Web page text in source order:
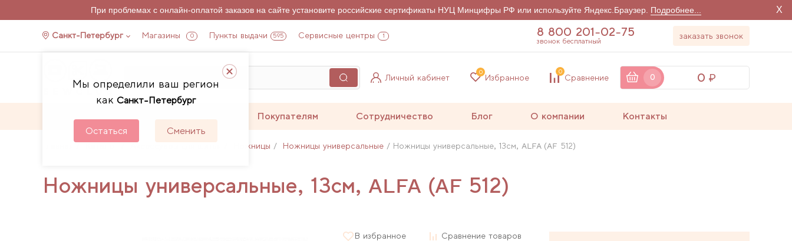
При проблемах с онлайн-оплатой заказов на сайте установите российские сертификаты НУЦ Минцифры РФ или используйте Яндекс.Браузер. Подробнее... X
Санкт-Петербург Магазины 0 Пункты выдачи 595 Сервисные центры 1
Мы определили ваш регион
как Санкт-Петербург
Остаться Сменить
8 800 201-02-75
звонок бесплатный
заказать звонок
Личный кабинет Избранное
0
Сравнение
0
0 0
Покупателям Сотрудничество Блог О компании Контакты
Каталог Аксессуары для шитья Ножницы Ножницы универсальные Ножницы универсальные, 13см, ALFA (AF 512)
Ножницы универсальные, 13см, ALFA (AF 512)
В избранное Сравнение товаров